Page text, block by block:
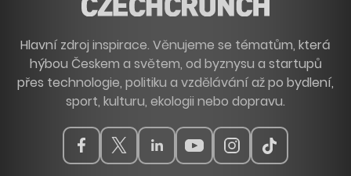
Hlavní zdroj inspirace. Věnujeme se tématům, která
hýbou Českem a světem, od byznysu a startupů
přes technologie, politiku a vzdělávání až po bydlení,
sport, kulturu, ekologii nebo dopravu.